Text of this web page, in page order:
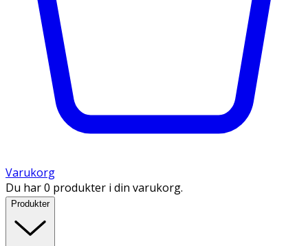
Varukorg
Du har 0 produkter i din varukorg.
Produkter